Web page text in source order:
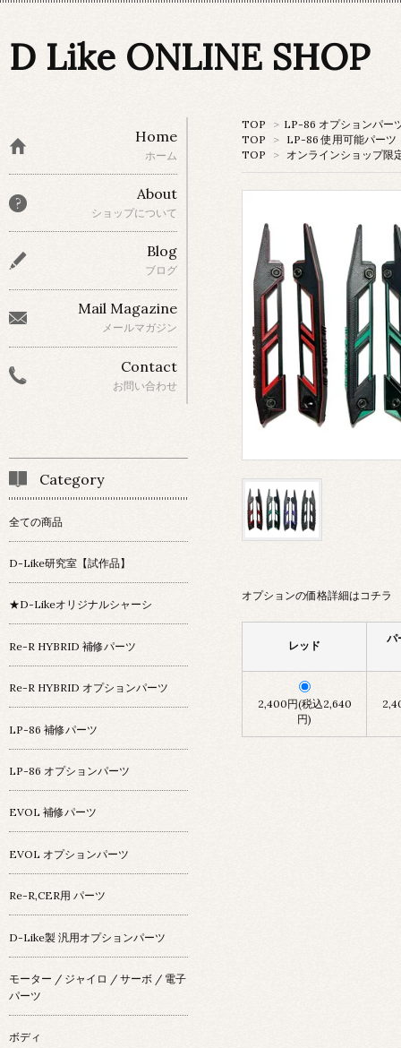
D Like ONLINE SHOP
TOP > LP-86 オプションパー
TOP
> LP-86 使用可能パーツ
TOP
> オンラインショップ限
オプションの価格詳細はコチラ
レッド
パ
2,400円(税込2,640
円)
Home
ホーム
About
ショップについて
Blog
ブログ
Mail Magazine
メールマガジン
Contact
お問い合わせ
Category
全ての商品
D-Like研究室【試作品】
★D-Likeオリジナルシャーシ
Re-R HYBRID 補修パーツ
Re-R HYBRID オプションパーツ
LP-86 補修パーツ
LP-86 オプションパーツ
EVOL 補修パーツ
EVOL オプションパーツ
Re-R,CER用 パーツ
D-Like製 汎用オプションパーツ
モーター / ジャイロ / サーボ / 電子
パーツ
ボディ